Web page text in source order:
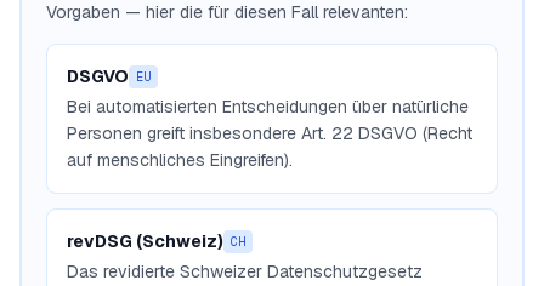
Vorgaben — hier die für diesen Fall relevanten:
DSGVO EU
Bei automatisierten Entscheidungen über natürliche
Personen greift insbesondere Art. 22 DSGVO (Recht
auf menschliches Eingreifen).
revDSG (Schweiz) CH
Das revidierte Schweizer Datenschutzgesetz